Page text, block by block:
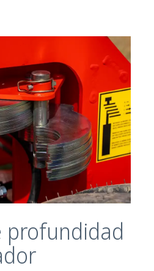
profundidad